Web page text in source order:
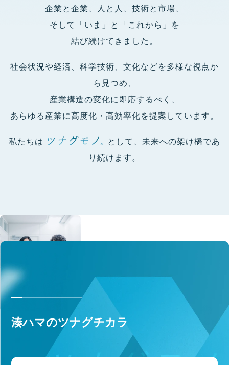
企業と企業、人と人、技術と市場、
そして「いま」と「これから」を
結び続けてきました。
社会状況や経済、科学技術、文化などを多様な視点か
ら見つめ、
産業構造の変化に即応するべく、
あらゆる産業に高度化・高効率化を提案しています。
私たちは
として、未来への架け橋であ
り続けます。
湊ハマのツナグチカラ